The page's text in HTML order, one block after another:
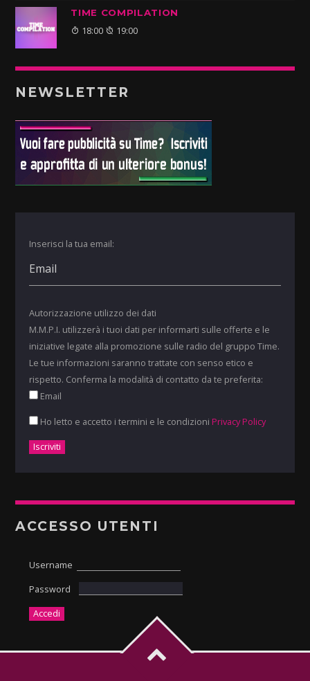
TIME COMPILATION
18:00 19:00
NEWSLETTER
Inserisci la tua email:
Autorizzazione utilizzo dei dati
M.M.P.I. utilizzerà i tuoi dati per informarti sulle offerte e le
iniziative legate alla promozione sulle radio del gruppo Time.
Le tue informazioni saranno trattate con senso etico e
rispetto. Conferma la modalità di contatto da te preferita:
Email
Ho letto e accetto i termini e le condizioni Privacy Policy
ACCESSO UTENTI
Username
Password